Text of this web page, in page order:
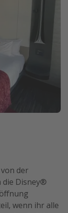
der
die Disney®
wenn ihr alle